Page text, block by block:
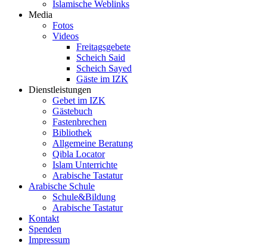
Islamische Weblinks
Media
Fotos
Videos
Freitagsgebete
Scheich Said
Scheich Sayed
Gäste im IZK
Dienstleistungen
Gebet im IZK
Gästebuch
Fastenbrechen
Bibliothek
Allgemeine Beratung
Qibla Locator
Islam Unterrichte
Arabische Tastatur
Arabische Schule
Schule&Bildung
Arabische Tastatur
Kontakt
Spenden
Impressum